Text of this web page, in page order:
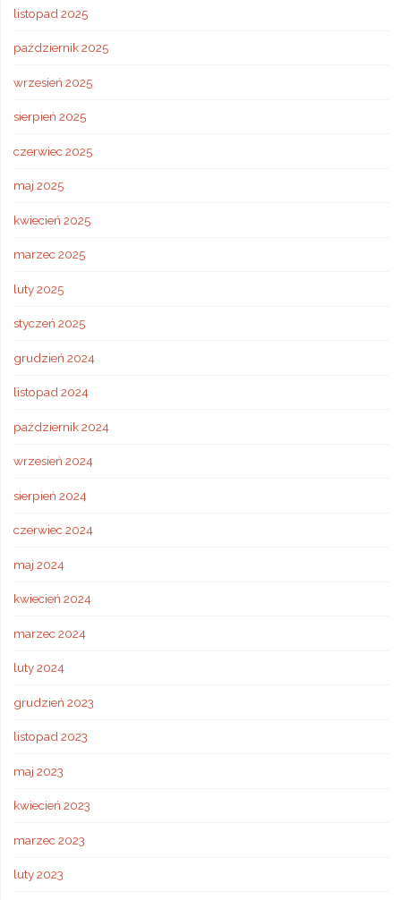
listopad 2025
październik 2025
wrzesień 2025
sierpień 2025
czerwiec 2025
maj 2025
kwiecień 2025
marzec 2025
luty 2025
styczeń 2025
grudzień 2024
listopad 2024
październik 2024
wrzesień 2024
sierpień 2024
czerwiec 2024
maj 2024
kwiecień 2024
marzec 2024
luty 2024
grudzień 2023
listopad 2023
maj 2023
kwiecień 2023
marzec 2023
luty 2023